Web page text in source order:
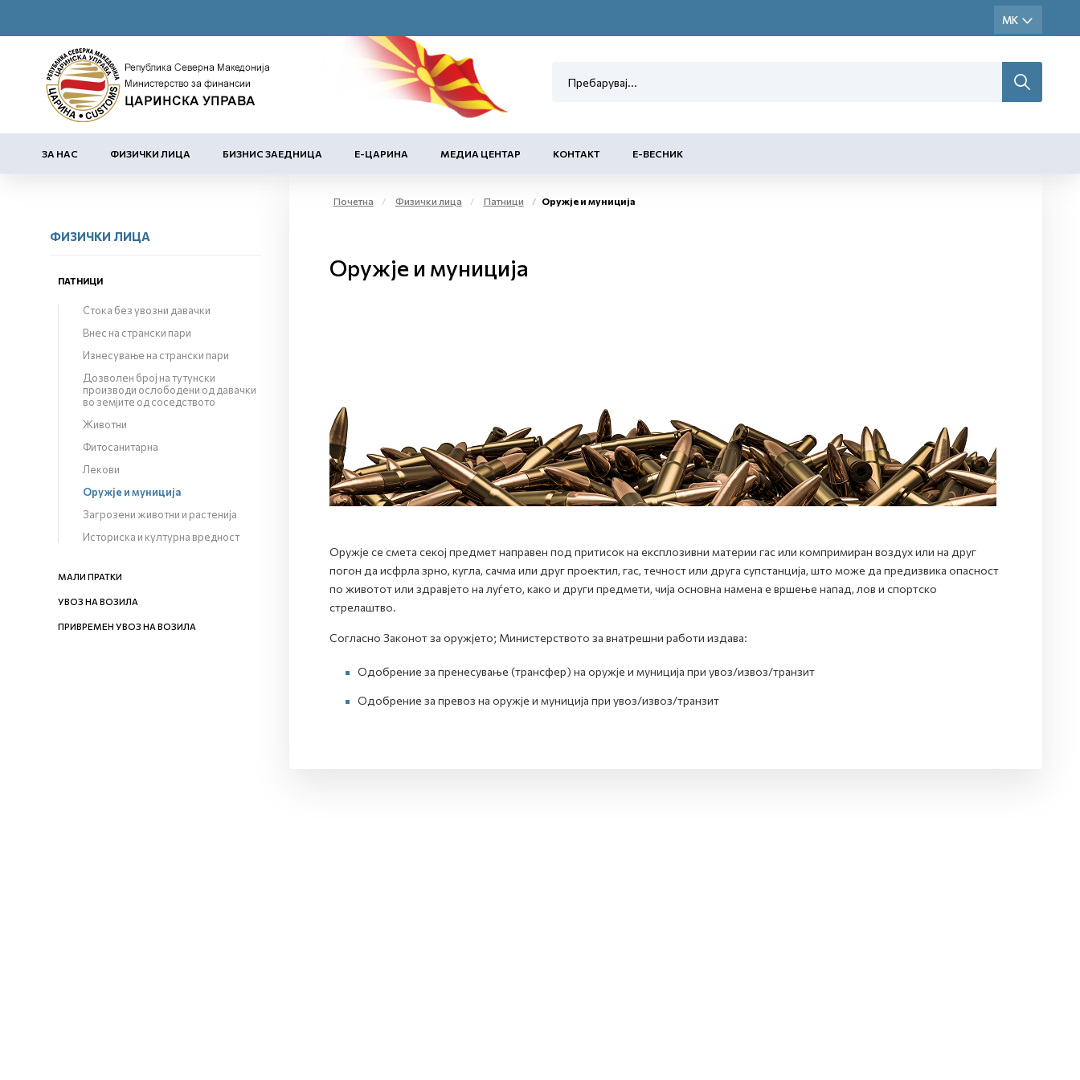
ЗА НАС ФИЗИЧКИ ЛИЦА БИЗНИС ЗАЕДНИЦА Е-ЦАРИНА МЕДИА ЦЕНТАР КОНТАКТ Е-ВЕСНИК
ФИЗИЧКИ ЛИЦА
ПАТНИЦИ
Стока без увозни давачки
Внес на странски пари
Изнесување на странски пари
Дозволен број на тутунски
производи ослободени од давачки
во земјите од соседството
Животни
Фитосанитарна
Лекови
Оружје и муниција
Загрозени животни и растенија
Историска и културна вредност
МАЛИ ПРАТКИ
УВОЗ НА ВОЗИЛА
ПРИВРЕМЕН УВОЗ НА ВОЗИЛА
Почетна Физички лица Патници Оружје и муниција
Оружје и муниција
Оружје се смета секој предмет направен под притисок на експлозивни материи гас или компримиран воздух или на друг
погон да исфрла зрно, кугла, сачма или друг проектил, гас, течност или друга супстанција, што може да предизвика опасност
по животот или здравјето на луѓето, како и други предмети, чија основна намена е вршење напад, лов и спортско
стрелаштво.
Согласно Законот за оружјето; Министерството за внатрешни работи издава:
Одобрение за пренесување (трансфер) на оружје и муниција при увоз/извоз/транзит
Одобрение за превоз на оружје и муниција при увоз/извоз/транзит